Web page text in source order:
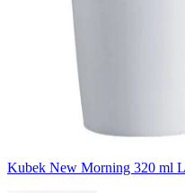
Kubek New Morning 320 ml